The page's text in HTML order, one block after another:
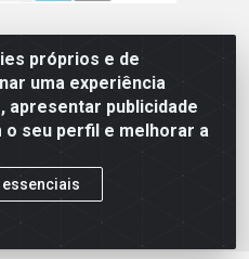
próprios e de
uma experiência
apresentar publicidade
seu perfil e melhorar a
essenciais
Ne 55 (412 Norte), Alameda
TO - CEP 77.006-540 -
0001-02